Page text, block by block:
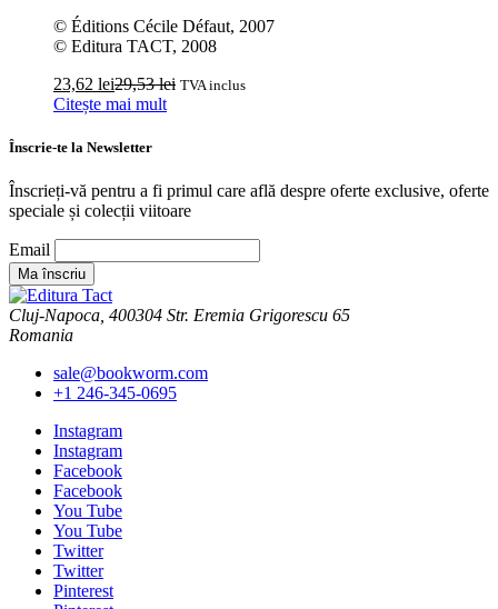
© Éditions Cécile Défaut, 2007
© Editura TACT, 2008
23,62 lei29,53lei TVA inclus
Citește mai mult
Înscrie-te la Newsletter
Înscrieți-vă pentru a fi primul care află despre oferte exclusive, oferte
speciale și colecții viitoare
Email
Cluj-Napoca, 400304 Str. Eremia Grigorescu 65
Romania
sale@bookworm.com
+1 246-345-0695
Instagram
Instagram
Facebook
Facebook
You Tube
You Tube
Twitter
Twitter
Pinterest